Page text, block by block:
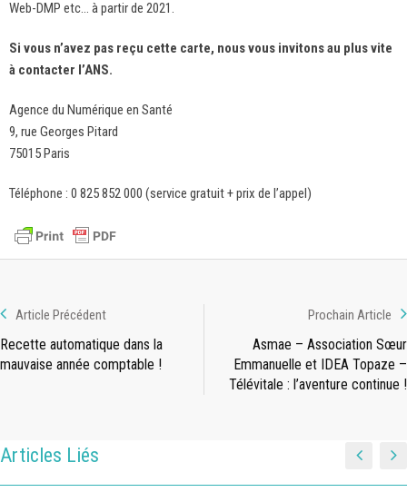
Web-DMP etc… à partir de 2021.
Si vous n’avez pas reçu cette carte, nous vous invitons au plus vite
à contacter l’ANS.
Agence du Numérique en Santé
9, rue Georges Pitard
75015 Paris
Téléphone : 0 825 852 000 (service gratuit + prix de l’appel)
Article Précédent
Recette automatique dans la
mauvaise année comptable !
Prochain Article
Asmae – Association Sœur
Emmanuelle et IDEA Topaze –
Télévitale : l’aventure continue !
Articles Liés